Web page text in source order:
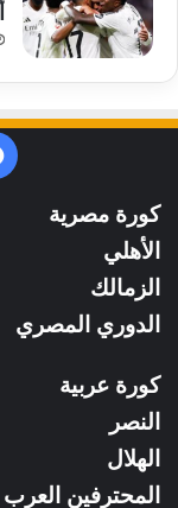
كورة مصرية
الأهلي
الزمالك
الدوري المصري
كورة عربية
النصر
الهلال
المحترفين العرب